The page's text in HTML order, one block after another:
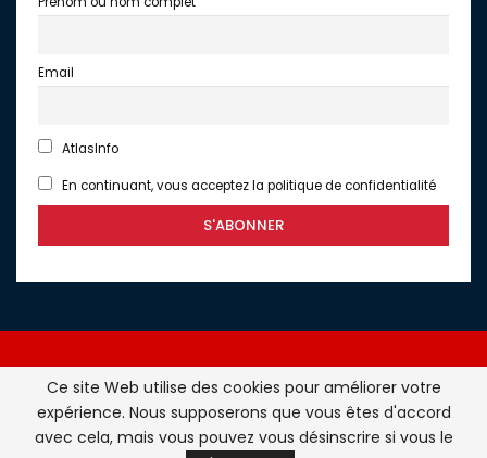
Email
AtlasInfo
En continuant, vous acceptez la politique de confidentialité
Atlasinfo.fr : l'essentiel de l'actualité de la France et du
Maghreb © Tous Droits Réservés - Atlasinfo- 2026
Ce site Web utilise des cookies pour améliorer votre
expérience. Nous supposerons que vous êtes d'accord
avec cela, mais vous pouvez vous désinscrire si vous le